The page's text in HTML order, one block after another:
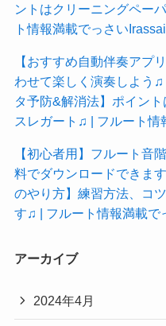
ントはクリーニングペー
ト情報満載でっさいIrassai
【おすすめ自動伴奏アプ
わせて楽しく演奏しよう♫
タ予防&解消法】ポイン
スレガート♫ | フルート情
【初心者用】フルート音
料でダウンロードできま
のやり方】練習方法、コ
す♫ | フルート情報満載で
アーカイブ
2024年4月